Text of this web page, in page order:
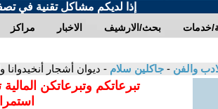
إذا لديكم مشاكل تقنية في
مراكز الاخبار بحث/الارشيف خدمات
والفن - جاكلين سلام - ديوان أشجار
تبرعاتكم وتبرعاتكن